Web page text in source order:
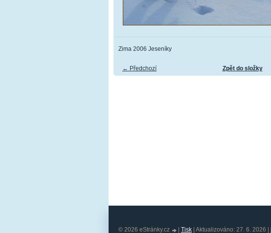
Zima 2006 Jeseníky
← Předchozí Zpět do složky
© 2026 eStránky.cz Tisk Aktualizováno: 27. 6. 2026